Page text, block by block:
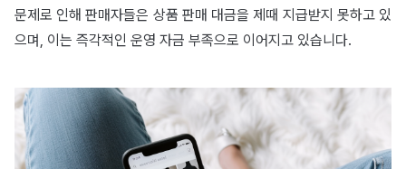
문제로 인해 판매자들은 상품 판매 대금을 제때 지급받지 못하고 있
으며, 이는 즉각적인 운영 자금 부족으로 이어지고 있습니다.